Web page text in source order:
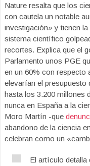
Nature resalta que los
con cautela un notable
investigación» y tienen
sistema científico
recortes. Explica que el
Parlamento unos PGE
en un 60% con respecto
elevarían el presupuesto
hasta los 3.200 millones
nunca en España a la
Moro Martín -que
abandono de la ciencia
celebran como un
El artículo detalla